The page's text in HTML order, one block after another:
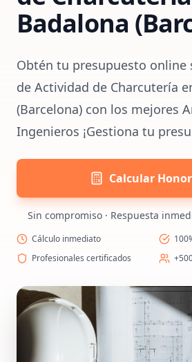
Badalona
Obtén tu presupuesto online
de Actividad de Charcutería
(Barcelona) con los mejores
Ingenieros ¡Gestiona tu
Calcular
Sin compromiso · Respuesta
Cálculo inmediato
Profesionales certificados